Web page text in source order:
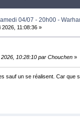
04/07 - 20h00 -
2026, 11:08:36 »
2026, 10:28:10 par Chouchen»
sauf un se réalisent. Car que